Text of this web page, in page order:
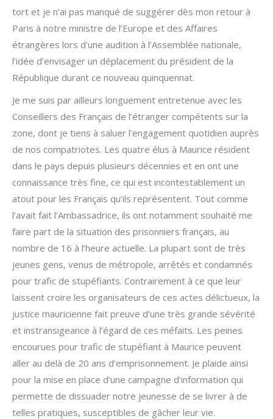
tort et je n’ai pas manqué de suggérer dès mon retour à
Paris à notre ministre de l’Europe et des Affaires
étrangères lors d’une audition à l’Assemblée nationale,
l’idée d’envisager un déplacement du président de la
République durant ce nouveau quinquennat.
Je me suis par ailleurs longuement entretenue avec les
Conseillers des Français de l’étranger compétents sur la
zone, dont je tiens à saluer l’engagement quotidien auprès
de nos compatriotes. Les quatre élus à Maurice résident
dans le pays depuis plusieurs décennies et en ont une
connaissance très fine, ce qui est incontestablement un
atout pour les Français qu’ils représentent. Tout comme
l’avait fait l’Ambassadrice, ils ont notamment souhaité me
faire part de la situation des prisonniers français, au
nombre de 16 à l’heure actuelle. La plupart sont de très
jeunes gens, venus de métropole, arrêtés et condamnés
pour trafic de stupéfiants. Contrairement à ce que leur
laissent croire les organisateurs de ces actes délictueux, la
justice mauricienne fait preuve d’une très grande sévérité
et instransigeance à l’égard de ces méfaits. Les peines
encourues pour trafic de stupéfiant à Maurice peuvent
aller au delà de 20 ans d’emprisonnement. Je plaide ainsi
pour la mise en place d’une campagne d’information qui
permette de dissuader notre jeunesse de se livrer à de
telles pratiques, susceptibles de gâcher leur vie.